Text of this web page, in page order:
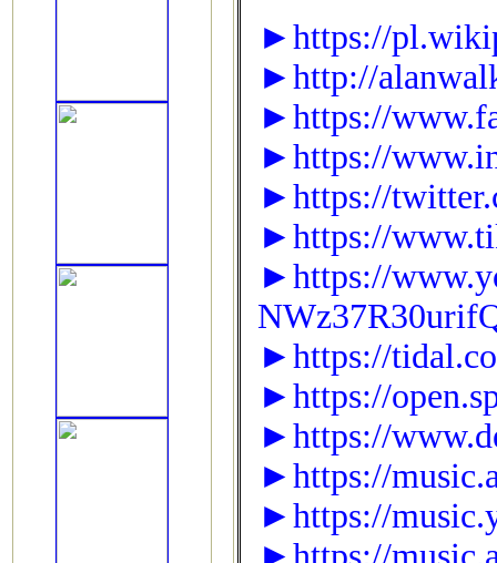
►https://
►http://
►https://
►https://
►https://
►https://
►https://
►https://
►https://
►https://
►https://
►https://